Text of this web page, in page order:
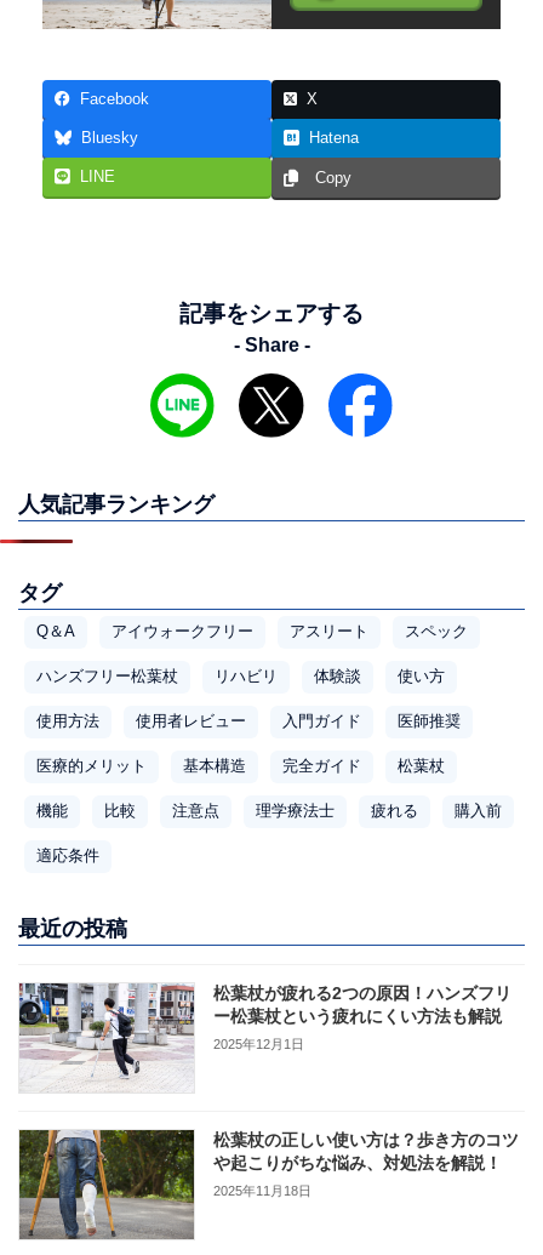
Facebook X
Bluesky Hatena
LINE Copy
記事をシェアする
- Share -
人気記事ランキング
タグ
Q＆A アイウォークフリー アスリート スペック
ハンズフリー松葉杖 リハビリ 体験談 使い方
使用方法 使用者レビュー 入門ガイド 医師推奨
医療的メリット 基本構造 完全ガイド 松葉杖
機能 比較 注意点 理学療法士 疲れる 購入前
適応条件
最近の投稿
松葉杖が疲れる2つの原因！ハンズフリ
ー松葉杖という疲れにくい方法も解説
2025年12月1日
松葉杖の正しい使い方は？歩き方のコツ
や起こりがちな悩み、対処法を解説！
2025年11月18日